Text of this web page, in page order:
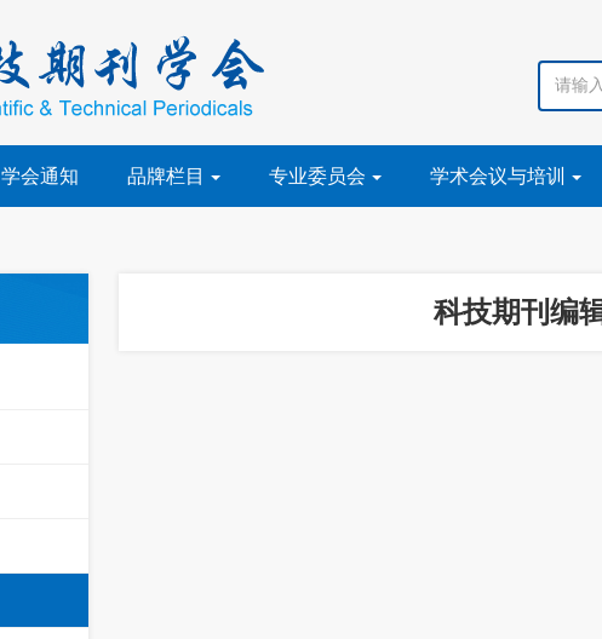
学会通知 品牌栏目 专业委员会 学术会议与培训
科技期刊编